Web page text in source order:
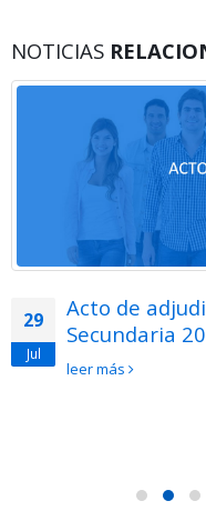
NOTICIAS
29
Jul
Acto de
Secundaria
leer más